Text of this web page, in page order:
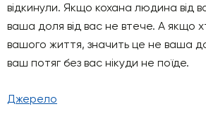
відкинули. Якщо кохана людина від
ваша доля від вас не втече. А якщо
вашого життя, значить це не ваша
ваш потяг без вас нікуди не поїде.
Джерело